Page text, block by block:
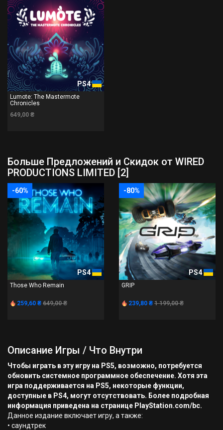
PS4
Lumote: The Mastermote
Chronicles
649,00 ₴
Больше Предложений и Скидок от WIRED
PRODUCTIONS LIMITED [2]
-60%
PS4
Those Who Remain
259,60 ₴ 649,00 ₴
-80%
PS4
GRIP
239,80 ₴ 1 199,00 ₴
Описание Игры / Что Внутри
Чтобы играть в эту игру на PS5, возможно, потребуется
обновить системное программное обеспечение. Хотя эта
игра поддерживается на PS5, некоторые функции,
доступные в PS4, могут отсутствовать. Более подробная
информация приведена на странице PlayStation.com/bc.
Данное издание включает игру, а также:
• саундтрек